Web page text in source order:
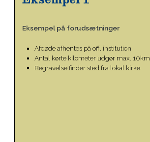
Eksempel på forudsætninger
Afdøde afhentes på off. institution
Antal kørte kilometer udgør max. 10km.
Begravelse finder sted fra lokal kirke.